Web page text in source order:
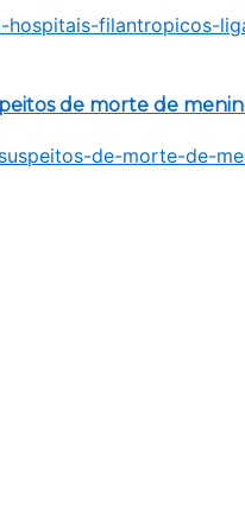
de morte de